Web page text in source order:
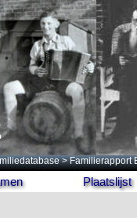
> Familierapport
Plaatslijst